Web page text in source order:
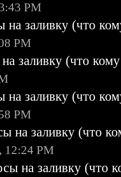
PM
на заливку (что
PM
заливку (что
на заливку (что
PM
на заливку (что
12:24 PM
на заливку (что